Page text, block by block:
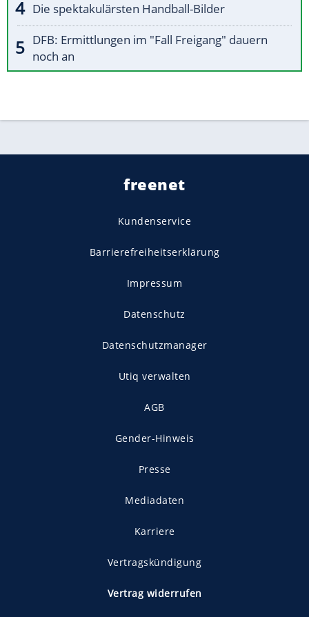
Die spektakulärsten Handball-Bilder
DFB: Ermittlungen im "Fall Freigang" dauern
noch an
freenet
Kundenservice
Barrierefreiheitserklärung
Impressum
Datenschutz
Datenschutzmanager
Utiq verwalten
AGB
Gender-Hinweis
Presse
Mediadaten
Karriere
Vertragskündigung
Vertrag widerrufen